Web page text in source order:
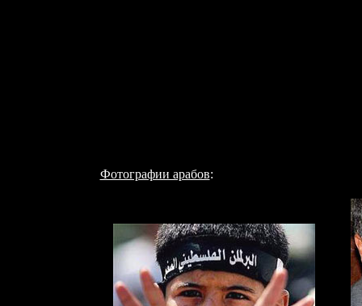
Фотографии арабов: